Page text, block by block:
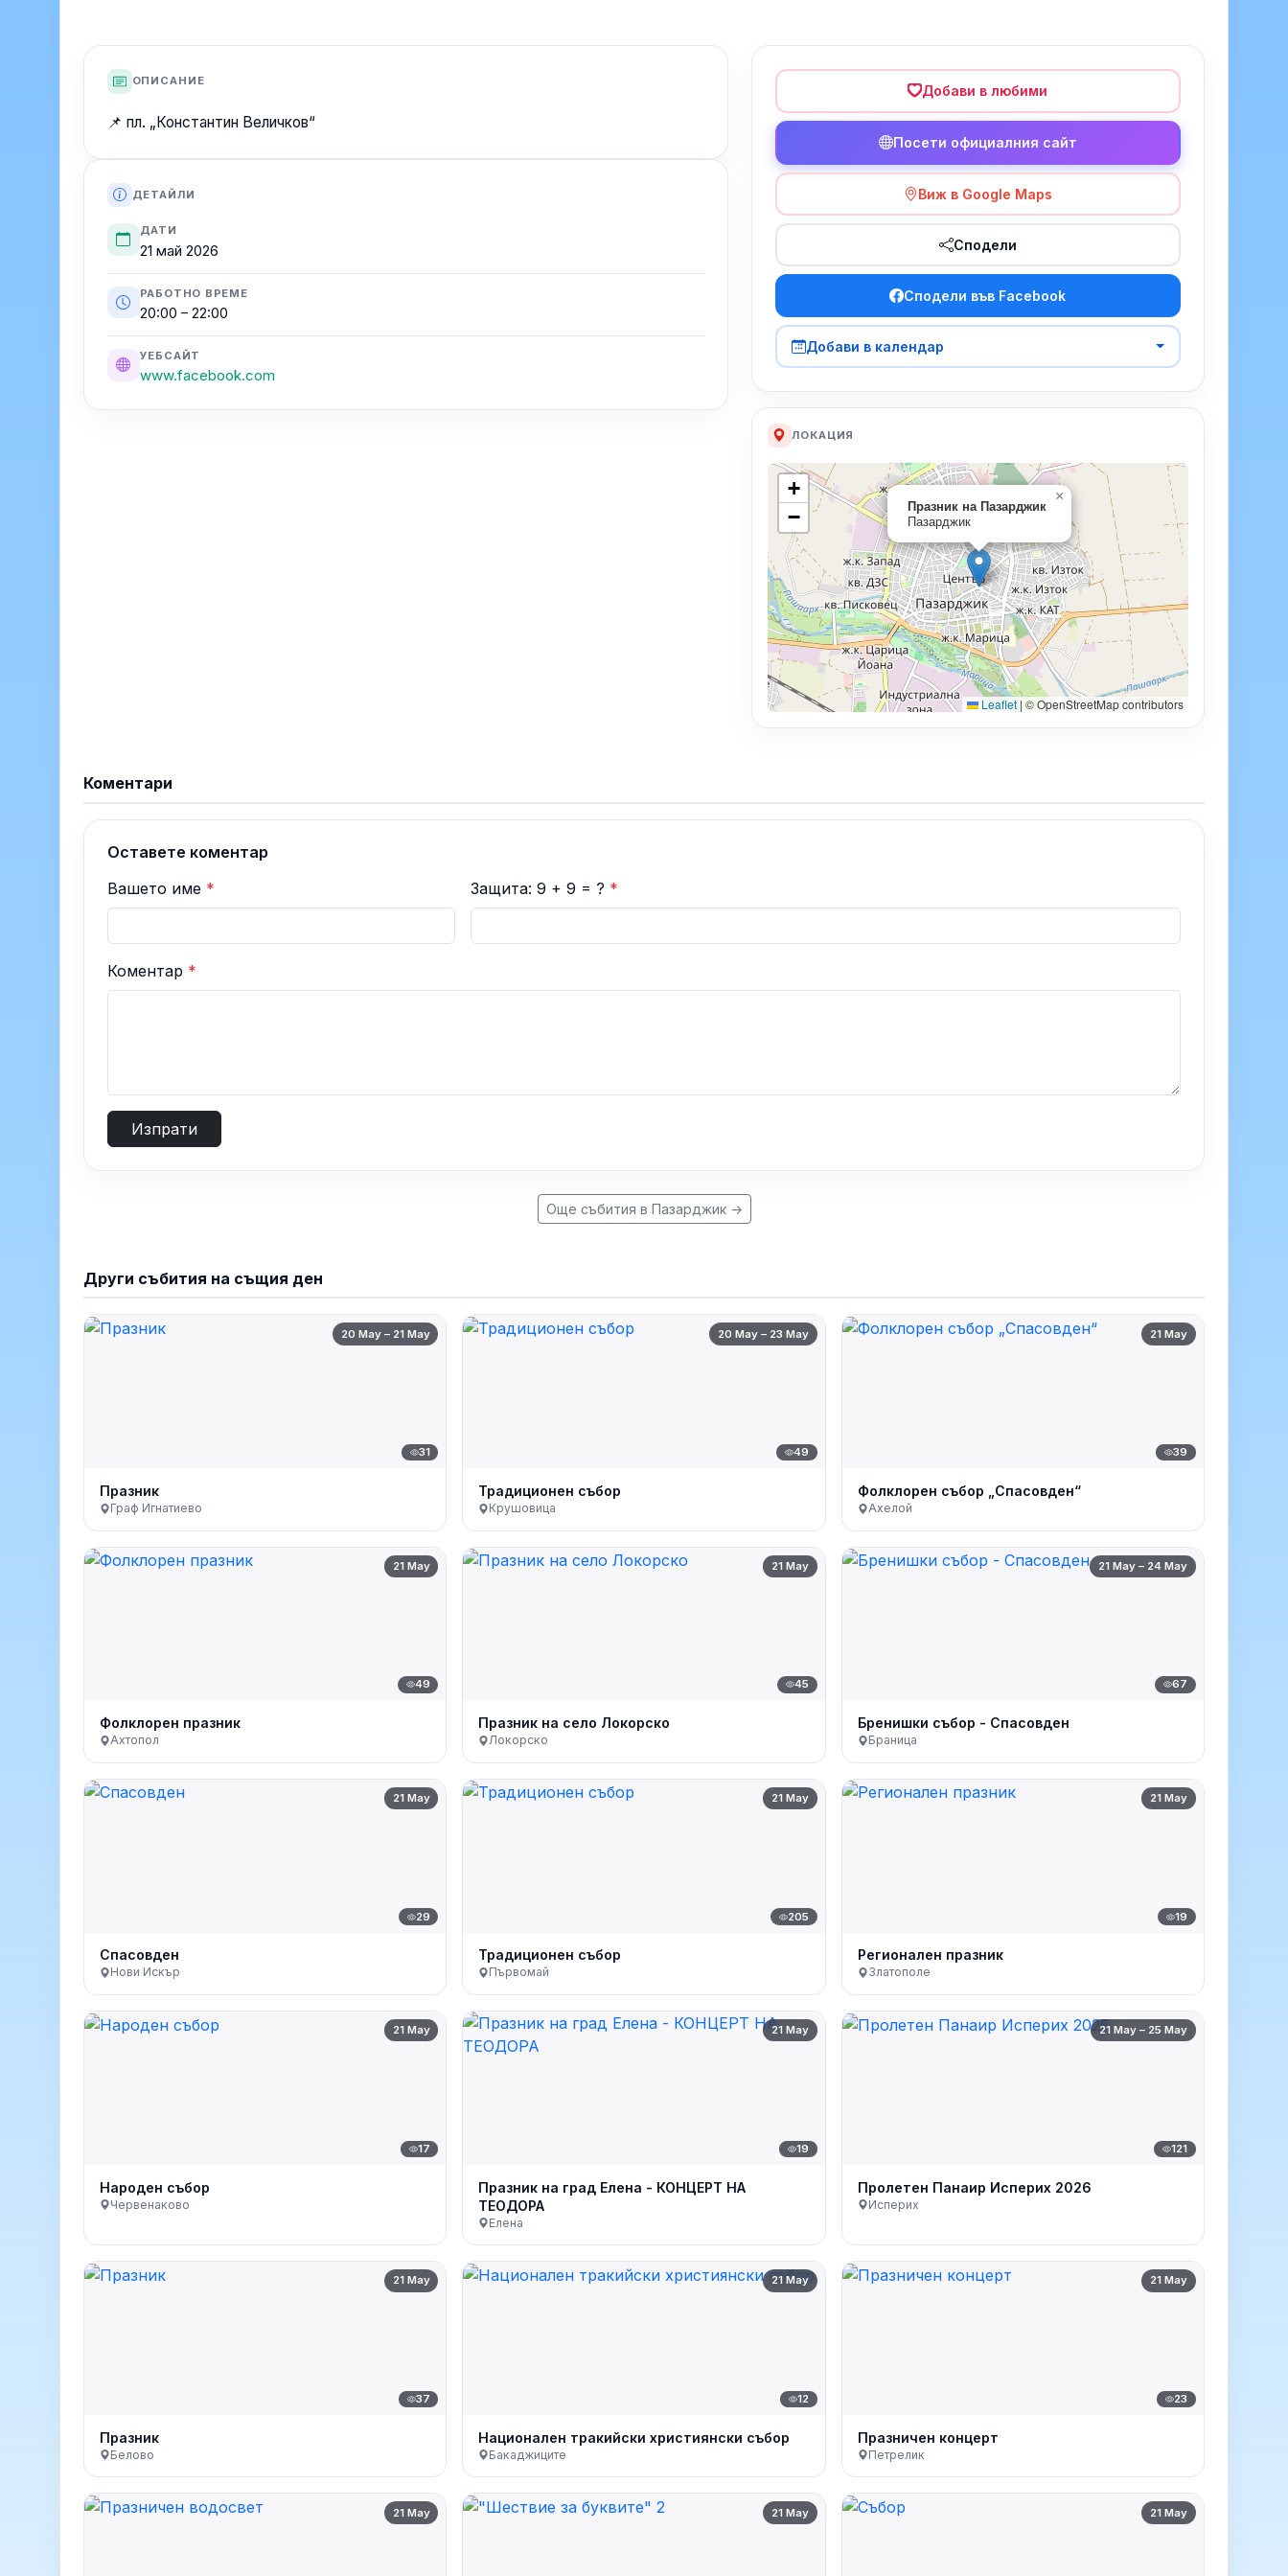
ОПИСАНИЕ
📌 пл. „Константин Величков“
ДЕТАЙЛИ
ДАТИ
21 май 2026
РАБОТНО ВРЕМЕ
20:00 – 22:00
УЕБСАЙТ
www.facebook.com
Добави в любими
Посети официалния сайт
Виж в Google Maps
Сподели
Сподели във Facebook
Добави в календар
ЛОКАЦИЯ
Празник на Пазарджик
Пазарджик
×
+
−
Leaflet |© OpenStreetMap contributors
Коментари
Оставете коментар
Вашето име * Защита: 9 + 9 = ? *
Коментар *
Изпрати
Още събития в Пазарджик →
Други събития на същия ден
20 May – 21 May
31
Празник
Граф Игнатиево
20 May – 23 May
49
Традиционен събор
Крушовица
21 May
39
Фолклорен събор „Спасовден“
Ахелой
21 May
49
Фолклорен празник
Ахтопол
21 May
45
Празник на село Локорско
Локорско
21 May – 24 May
67
Бренишки събор - Спасовден
Браница
21 May
29
Спасовден
Нови Искър
21 May
205
Традиционен събор
Първомай
21 May
19
Регионален празник
Златополе
21 May
17
Народен събор
Червенаково
21 May
19
Празник на град Елена - КОНЦЕРТ НА
ТЕОДОРА
Елена
21 May – 25 May
121
Пролетен Панаир Исперих 2026
Исперих
21 May
37
Празник
Белово
21 May
12
Национален тракийски християнски събор
Бакаджиците
21 May
23
Празничен концерт
Петрелик
21 May 21 May 21 May